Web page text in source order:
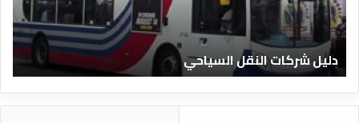
ف
ن
ا
د
ق
ا
ل
دليل الفنادق المصرية